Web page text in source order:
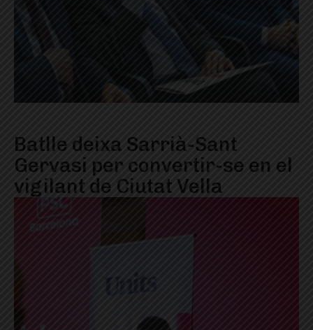
Batlle deixa Sarrià-Sant
Gervasi per convertir-se en el
vigilant de Ciutat Vella